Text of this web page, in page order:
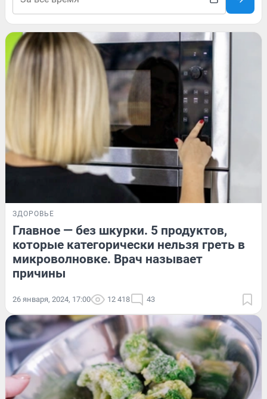
ЗДОРОВЬЕ
Главное — без шкурки. 5 продуктов,
которые категорически нельзя греть в
микроволновке. Врач называет
причины
26 января, 2024, 17:00 12 418 43